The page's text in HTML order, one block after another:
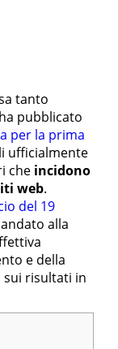
tanto
pubblicato
per la prima
ufficialmente
che incidono
web.
del 19
alla
e della
sui risultati in